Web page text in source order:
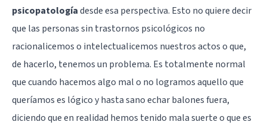
psicopatologíadesde esa perspectiva. Esto no quiere decir
que las personas sin trastornos psicológicos no
racionalicemos o intelectualicemos nuestros actos o que,
de hacerlo, tenemos un problema. Es totalmente normal
que cuando hacemos algo mal o no logramos aquello que
queríamos es lógico y hasta sano echar balones fuera,
diciendo que en realidad hemos tenido mala suerte o que es